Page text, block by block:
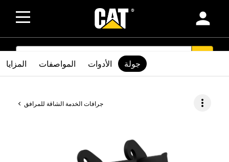
person
SEARCH
جرافات الخدمة الشاقة للمرافق more_vert
المزايا المواصفات الأدوات جولة